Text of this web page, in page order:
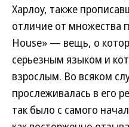
Харлоу, также
отличие от множества
House» — вещь, о
серьезным языком и
взрослым. Во всяком
прослеживалась в его
так было с самого